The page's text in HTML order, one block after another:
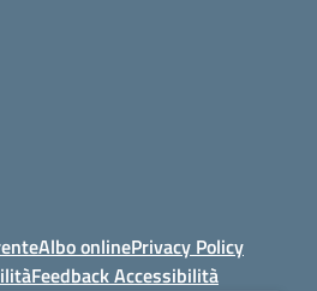
Albo onlinePrivacy Policy
Feedback Accessibilità